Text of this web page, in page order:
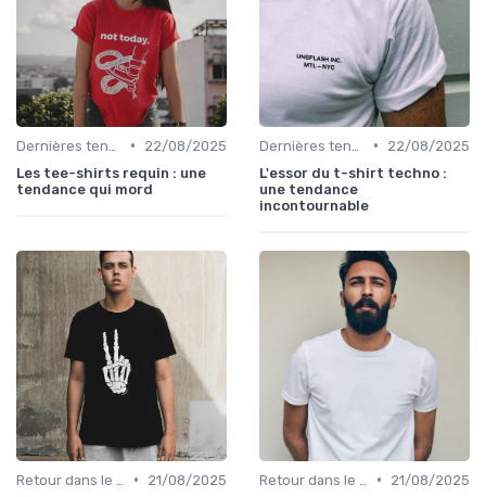
•
22/08/2025
Les tee-shirts requin : une
tendance qui mord
•
22/08/2025
L'essor du t-shirt techno :
une tendance
incontournable
•
21/08/2025
•
21/08/2025